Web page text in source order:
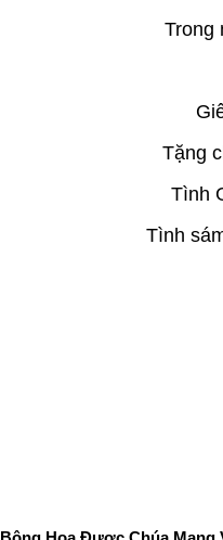
Trong
Tặng
Tình
Tình